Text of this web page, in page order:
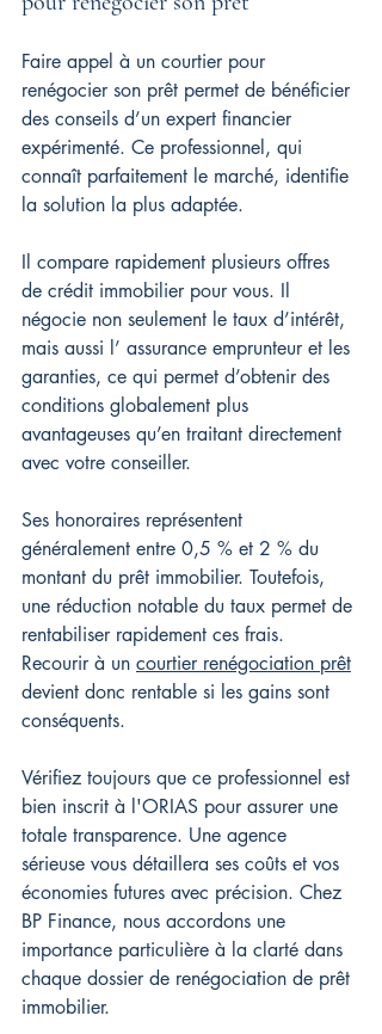
Faire appel à un courtier pour
renégocier son prêt permet de bénéficier
des conseils d’un expert financier
expérimenté. Ce professionnel, qui
connaît parfaitement le marché, identifie
la solution la plus adaptée.
Il compare rapidement plusieurs offres
de crédit immobilier pour vous. Il
négocie non seulement le taux d’intérêt,
mais aussi l’ assurance emprunteur et les
garanties, ce qui permet d’obtenir des
conditions globalement plus
avantageuses qu’en traitant directement
avec votre conseiller.
Ses honoraires représentent
généralement entre 0,5 % et 2 % du
montant du prêt immobilier. Toutefois,
une réduction notable du taux permet de
rentabiliser rapidement ces frais.
Recourir à un courtier renégociation prêt
devient donc rentable si les gains sont
conséquents.
Vérifiez toujours que ce professionnel est
bien inscrit à l'ORIAS pour assurer une
totale transparence. Une agence
sérieuse vous détaillera ses coûts et vos
économies futures avec précision. Chez
BP Finance, nous accordons une
importance particulière à la clarté dans
chaque dossier de renégociation de prêt
immobilier.